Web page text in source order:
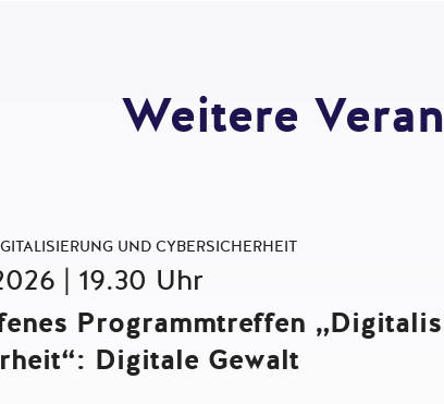
Weitere
UND CYBERSICHERHEIT
| 19.30 Uhr
Programmtreffen
Digitale Gewalt